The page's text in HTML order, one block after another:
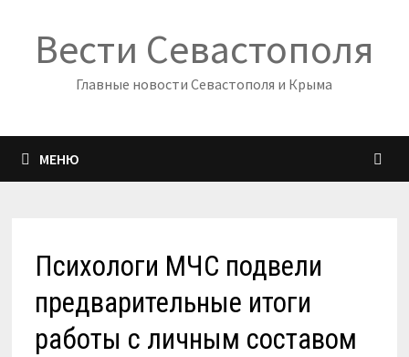
содержимому
Вести Севастополя
Главные новости Севастополя и Крыма
МЕНЮ
Психологи МЧС подвели
предварительные итоги
работы с личным составом